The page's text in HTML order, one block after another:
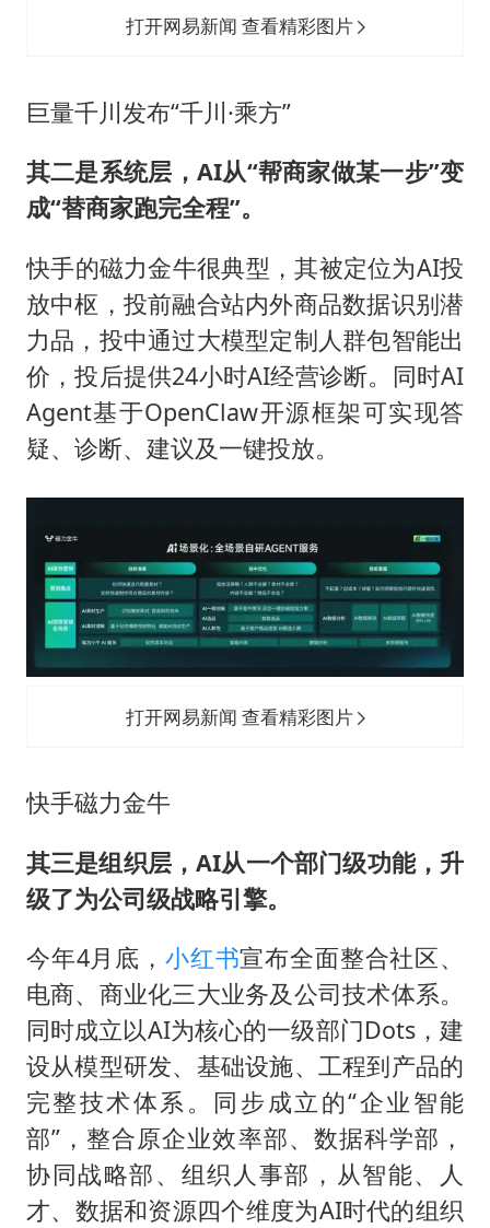
打开网易新闻 查看精彩图片
巨量千川发布“千川·乘方”
其二是系统层，AI从“帮商家做某一步”变
成“替商家跑完全程”。
快手的磁力金牛很典型，其被定位为AI投
放中枢，投前融合站内外商品数据识别潜
力品，投中通过大模型定制人群包智能出
价，投后提供24小时AI经营诊断。同时AI
Agent基于OpenClaw开源框架可实现答
疑、诊断、建议及一键投放。
打开网易新闻 查看精彩图片
快手磁力金牛
其三是组织层，AI从一个部门级功能，升
级了为公司级战略引擎。
今年4月底， 小红书宣布全面整合社区、
电商、商业化三大业务及公司技术体系。
同时成立以AI为核心的一级部门Dots，建
设从模型研发、基础设施、工程到产品的
完整技术体系。同步成立的“企业智能
部”，整合原企业效率部、数据科学部，
协同战略部、组织人事部，从智能、人
才、数据和资源四个维度为AI时代的组织